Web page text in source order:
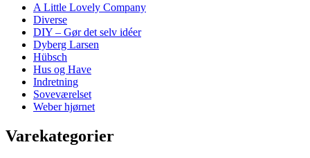
A Little Lovely Company
Diverse
DIY – Gør det selv idéer
Dyberg Larsen
Hübsch
Hus og Have
Indretning
Soveværelset
Weber hjørnet
Varekategorier